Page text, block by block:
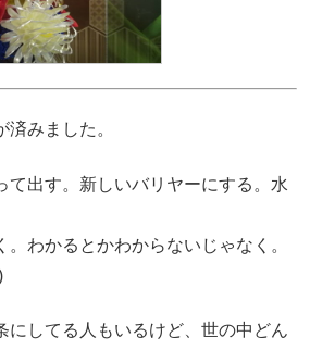
みました。
て出す。新しいバリヤーにする。水
わかるとかわからないじゃなく。
にしてる人もいるけど、世の中どん